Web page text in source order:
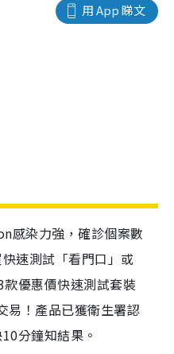
用 App 睇文
感染力強，確診個案數
速測試「看門口」或
優惠價快速測試套裝
易！產品已獲衛生署認
分鐘知結果。